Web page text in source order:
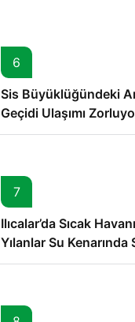
6
Sis Büyüklüğündeki
Geçidi Ulaşımı
7
Ilıcalar’da Sıcak
Yılanlar Su Kenarında
Görüntülendi